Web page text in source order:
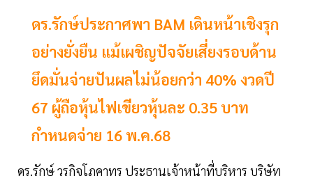
ดร.รักษ์ประกาศพา BAM เดินหน้าเชิงรุก
อย่างยั่งยืน แม้เผชิญปัจจัยเสี่ยงรอบด้าน
ยึดมั่นจ่ายปันผลไม่น้อยกว่า 40% งวดปี
67 ผู้ถือหุ้นไฟเขียวหุ้นละ 0.35 บาท
กำหนดจ่าย 16 พ.ค.68
ดร.รักษ์ วรกิจโภคาทร ประธานเจ้าหน้าที่บริหาร บริษัท